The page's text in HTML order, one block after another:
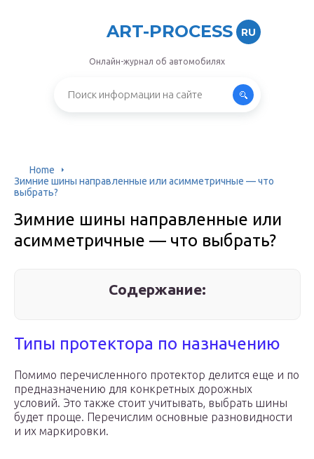
ART-PROCESS RU
Онлайн-журнал об автомобилях
Home
Зимние шины направленные или асимметричные — что
выбрать?
Зимние шины направленные или
асимметричные — что выбрать?
Содержание:
Типы протектора по назначению
Помимо перечисленного протектор делится еще и по
предназначению для конкретных дорожных
условий. Это также стоит учитывать, выбрать шины
будет проще. Перечислим основные разновидности
и их маркировки.